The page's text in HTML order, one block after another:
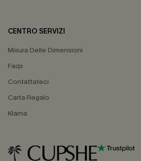
CENTRO SERVIZI
Misura Delle Dimensioni
Faqs
Contattateci
Carta Regalo
Klarna